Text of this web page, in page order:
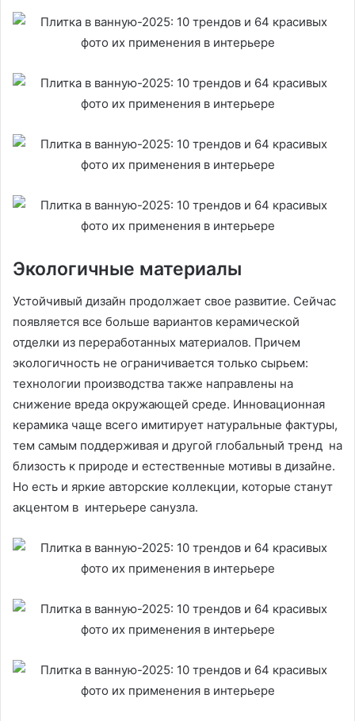
Экологичные материалы
Устойчивый дизайн продолжает свое развитие. Сейчас
появляется все больше вариантов керамической
отделки из переработанных материалов. Причем
экологичность не ограничивается только сырьем:
технологии производства также направлены на
снижение вреда окружающей среде. Инновационная
керамика чаще всего имитирует натуральные фактуры,
тем самым поддерживая и другой глобальный тренд на
близость к природе и естественные мотивы в дизайне.
Но есть и яркие авторские коллекции, которые станут
акцентом в интерьере санузла.